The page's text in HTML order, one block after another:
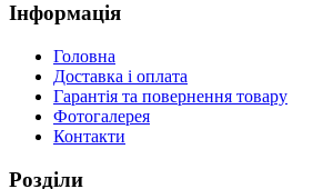
Інформація
Головна
Доставка і оплата
Гарантія та повернення товару
Фотогалерея
Контакти
Розділи